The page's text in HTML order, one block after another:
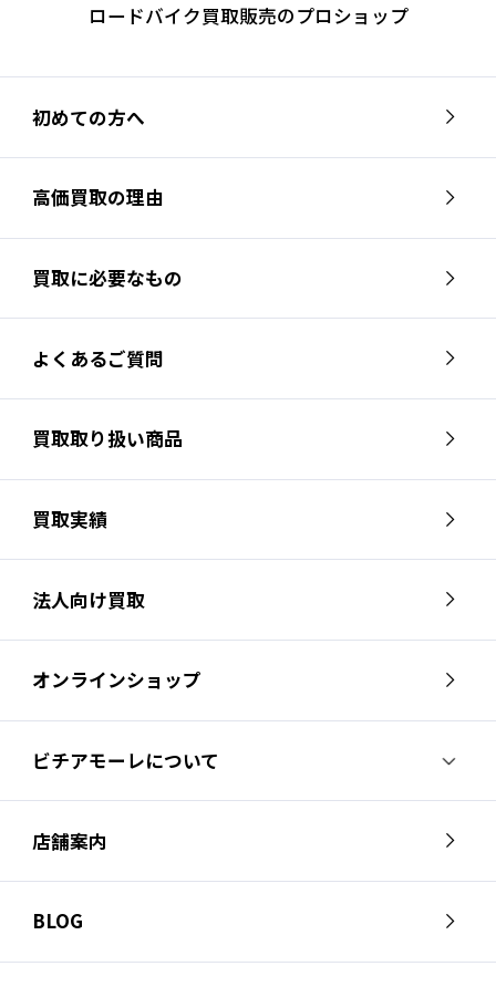
ロードバイク買取販売のプロショップ
初めての方へ
高価買取の理由
買取に必要なもの
よくあるご質問
買取取り扱い商品
買取実績
法人向け買取
オンラインショップ
ビチアモーレについて
ビチアモーレについて
スタッフ紹介
会社概要
店舗案内
芦屋店
南麻布店
サイクルジャージ店
BLOG
お知らせ
スタッフブログ